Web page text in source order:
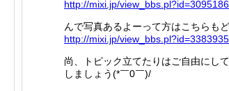
http://mixi.jp/view_bbs.pl?id=30951
んで写真あるよーって方はこちらも
http://mixi.jp/view_bbs.pl?id=33839
尚、トピック立てたりはご自由にし
しましょう(*￣0￣)/